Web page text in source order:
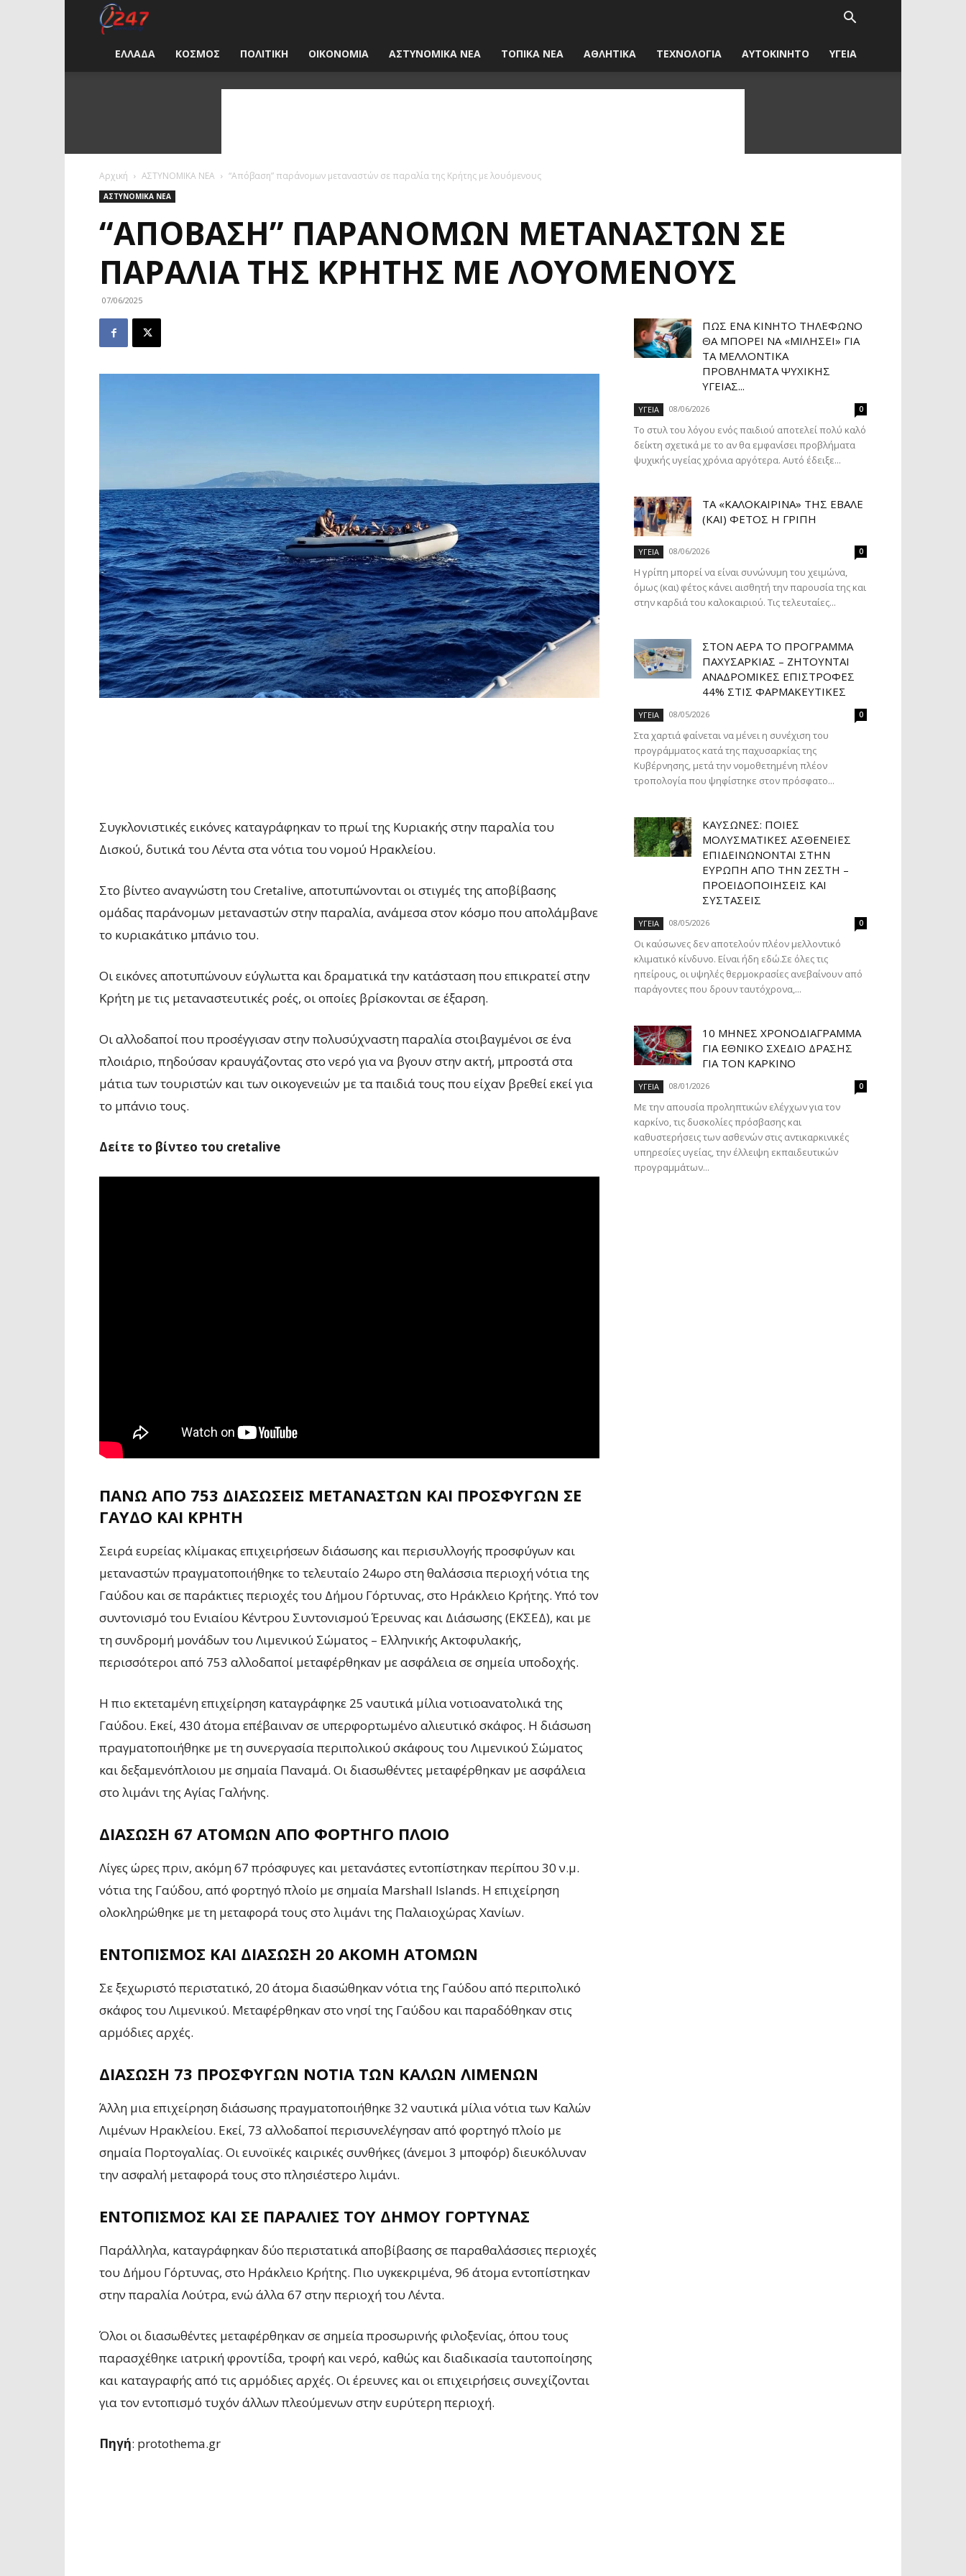
i247
News
ΕΛΛΑΔΑ ΚΟΣΜΟΣ ΠΟΛΙΤΙΚΗ ΟΙΚΟΝΟΜΙΑ ΑΣΤΥΝΟΜΙΚΑ ΝΕΑ ΤΟΠΙΚΑ ΝΕΑ ΑΘΛΗΤΙΚΑ ΤΕΧΝΟΛΟΓΙΑ ΑΥΤΟΚΙΝΗΤΟ ΥΓΕΙΑ
Αρχική ΑΣΤΥΝΟΜΙΚΑ ΝΕΑ “Απόβαση” παράνομων μεταναστών σε παραλία της Κρήτης με λουόμενους
ΑΣΤΥΝΟΜΙΚΑ ΝΕΑ
“ΑΠΌΒΑΣΗ” ΠΑΡΆΝΟΜΩΝ ΜΕΤΑΝΑΣΤΏΝ ΣΕ
ΠΑΡΑΛΊΑ ΤΗΣ ΚΡΉΤΗΣ ΜΕ ΛΟΥΌΜΕΝΟΥΣ
07/06/2025
Συγκλονιστικές εικόνες καταγράφηκαν το πρωί της Κυριακής στην παραλία του
Δισκού, δυτικά του Λέντα στα νότια του νομού Ηρακλείου.
Στο βίντεο αναγνώστη του Cretalive, αποτυπώνονται οι στιγμές της αποβίβασης
ομάδας παράνομων μεταναστών στην παραλία, ανάμεσα στον κόσμο που απολάμβανε
το κυριακάτικο μπάνιο του.
Οι εικόνες αποτυπώνουν εύγλωττα και δραματικά την κατάσταση που επικρατεί στην
Κρήτη με τις μεταναστευτικές ροές, οι οποίες βρίσκονται σε έξαρση.
Οι αλλοδαποί που προσέγγισαν στην πολυσύχναστη παραλία στοιβαγμένοι σε ένα
πλοιάριο, πηδούσαν κραυγάζοντας στο νερό για να βγουν στην ακτή, μπροστά στα
μάτια των τουριστών και των οικογενειών με τα παιδιά τους που είχαν βρεθεί εκεί για
το μπάνιο τους.
Δείτε το βίντεο του cretalive
ΠΆΝΩ ΑΠΌ 753 ΔΙΑΣΏΣΕΙΣ ΜΕΤΑΝΑΣΤΏΝ ΚΑΙ ΠΡΟΣΦΎΓΩΝ ΣΕ
ΓΑΎΔΟ ΚΑΙ ΚΡΉΤΗ
Σειρά ευρείας κλίμακας επιχειρήσεων διάσωσης και περισυλλογής προσφύγων και
μεταναστών πραγματοποιήθηκε το τελευταίο 24ωρο στη θαλάσσια περιοχή νότια της
Γαύδου και σε παράκτιες περιοχές του Δήμου Γόρτυνας, στο Ηράκλειο Κρήτης. Υπό τον
συντονισμό του Ενιαίου Κέντρου Συντονισμού Έρευνας και Διάσωσης (ΕΚΣΕΔ), και με
τη συνδρομή μονάδων του Λιμενικού Σώματος – Ελληνικής Ακτοφυλακής,
περισσότεροι από 753 αλλοδαποί μεταφέρθηκαν με ασφάλεια σε σημεία υποδοχής.
Η πιο εκτεταμένη επιχείρηση καταγράφηκε 25 ναυτικά μίλια νοτιοανατολικά της
Γαύδου. Εκεί, 430 άτομα επέβαιναν σε υπερφορτωμένο αλιευτικό σκάφος. Η διάσωση
πραγματοποιήθηκε με τη συνεργασία περιπολικού σκάφους του Λιμενικού Σώματος
και δεξαμενόπλοιου με σημαία Παναμά. Οι διασωθέντες μεταφέρθηκαν με ασφάλεια
στο λιμάνι της Αγίας Γαλήνης.
ΔΙΆΣΩΣΗ 67 ΑΤΌΜΩΝ ΑΠΌ ΦΟΡΤΗΓΌ ΠΛΟΊΟ
Λίγες ώρες πριν, ακόμη 67 πρόσφυγες και μετανάστες εντοπίστηκαν περίπου 30 ν.μ.
νότια της Γαύδου, από φορτηγό πλοίο με σημαία Marshall Islands. Η επιχείρηση
ολοκληρώθηκε με τη μεταφορά τους στο λιμάνι της Παλαιοχώρας Χανίων.
ΕΝΤΟΠΙΣΜΌΣ ΚΑΙ ΔΙΆΣΩΣΗ 20 ΑΚΌΜΗ ΑΤΌΜΩΝ
Σε ξεχωριστό περιστατικό, 20 άτομα διασώθηκαν νότια της Γαύδου από περιπολικό
σκάφος του Λιμενικού. Μεταφέρθηκαν στο νησί της Γαύδου και παραδόθηκαν στις
αρμόδιες αρχές.
ΔΙΆΣΩΣΗ 73 ΠΡΟΣΦΎΓΩΝ ΝΌΤΙΑ ΤΩΝ ΚΑΛΏΝ ΛΙΜΈΝΩΝ
Άλλη μια επιχείρηση διάσωσης πραγματοποιήθηκε 32 ναυτικά μίλια νότια των Καλών
Λιμένων Ηρακλείου. Εκεί, 73 αλλοδαποί περισυνελέγησαν από φορτηγό πλοίο με
σημαία Πορτογαλίας. Οι ευνοϊκές καιρικές συνθήκες (άνεμοι 3 μποφόρ) διευκόλυναν
την ασφαλή μεταφορά τους στο πλησιέστερο λιμάνι.
ΕΝΤΟΠΙΣΜΌΣ ΚΑΙ ΣΕ ΠΑΡΑΛΊΕΣ ΤΟΥ ΔΉΜΟΥ ΓΌΡΤΥΝΑΣ
Παράλληλα, καταγράφηκαν δύο περιστατικά αποβίβασης σε παραθαλάσσιες περιοχές
του Δήμου Γόρτυνας, στο Ηράκλειο Κρήτης. Πιο υγκεκριμένα, 96 άτομα εντοπίστηκαν
στην παραλία Λούτρα, ενώ άλλα 67 στην περιοχή του Λέντα.
Όλοι οι διασωθέντες μεταφέρθηκαν σε σημεία προσωρινής φιλοξενίας, όπου τους
παρασχέθηκε ιατρική φροντίδα, τροφή και νερό, καθώς και διαδικασία ταυτοποίησης
και καταγραφής από τις αρμόδιες αρχές. Οι έρευνες και οι επιχειρήσεις συνεχίζονται
για τον εντοπισμό τυχόν άλλων πλεούμενων στην ευρύτερη περιοχή.
Πηγή: protothema.gr
ΠΏΣ ΈΝΑ ΚΙΝΗΤΌ ΤΗΛΈΦΩΝΟ
ΘΑ ΜΠΟΡΕΊ ΝΑ «ΜΙΛΉΣΕΙ» ΓΙΑ
ΤΑ ΜΕΛΛΟΝΤΙΚΆ
ΠΡΟΒΛΉΜΑΤΑ ΨΥΧΙΚΉΣ
ΥΓΕΊΑΣ...
ΥΓΕΙΑ 08/06/2026 0
Το στυλ του λόγου ενός παιδιού αποτελεί πολύ καλό
δείκτη σχετικά με το αν θα εμφανίσει προβλήματα
ψυχικής υγείας χρόνια αργότερα. Αυτό έδειξε...
ΤΑ «ΚΑΛΟΚΑΙΡΙΝΆ» ΤΗΣ ΈΒΑΛΕ
(ΚΑΙ) ΦΈΤΟΣ Η ΓΡΊΠΗ
ΥΓΕΙΑ 08/06/2026 0
Η γρίπη μπορεί να είναι συνώνυμη του χειμώνα,
όμως (και) φέτος κάνει αισθητή την παρουσία της και
στην καρδιά του καλοκαιριού. Τις τελευταίες...
ΣΤΟΝ ΑΈΡΑ ΤΟ ΠΡΌΓΡΑΜΜΑ
ΠΑΧΥΣΑΡΚΊΑΣ – ΖΗΤΟΎΝΤΑΙ
ΑΝΑΔΡΟΜΙΚΈΣ ΕΠΙΣΤΡΟΦΈΣ
44% ΣΤΙΣ ΦΑΡΜΑΚΕΥΤΙΚΈΣ
ΥΓΕΙΑ 08/05/2026 0
Στα χαρτιά φαίνεται να μένει η συνέχιση του
προγράμματος κατά της παχυσαρκίας της
Κυβέρνησης, μετά την νομοθετημένη πλέον
τροπολογία που ψηφίστηκε στον πρόσφατο...
ΚΑΎΣΩΝΕΣ: ΠΟΙΕΣ
ΜΟΛΥΣΜΑΤΙΚΈΣ ΑΣΘΈΝΕΙΕΣ
ΕΠΙΔΕΙΝΏΝΟΝΤΑΙ ΣΤΗΝ
ΕΥΡΏΠΗ ΑΠΌ ΤΗΝ ΖΈΣΤΗ –
ΠΡΟΕΙΔΟΠΟΙΉΣΕΙΣ ΚΑΙ
ΣΥΣΤΆΣΕΙΣ
ΥΓΕΙΑ 08/05/2026 0
Οι καύσωνες δεν αποτελούν πλέον μελλοντικό
κλιματικό κίνδυνο. Είναι ήδη εδώ.Σε όλες τις
ηπείρους, οι υψηλές θερμοκρασίες ανεβαίνουν από
παράγοντες που δρουν ταυτόχρονα,...
10 ΜΉΝΕΣ ΧΡΟΝΟΔΙΆΓΡΑΜΜΑ
ΓΙΑ ΕΘΝΙΚΌ ΣΧΈΔΙΟ ΔΡΆΣΗΣ
ΓΙΑ ΤΟΝ ΚΑΡΚΊΝΟ
ΥΓΕΙΑ 08/01/2026 0
Με την απουσία προληπτικών ελέγχων για τον
καρκίνο, τις δυσκολίες πρόσβασης και
καθυστερήσεις των ασθενών στις αντικαρκινικές
υπηρεσίες υγείας, την έλλειψη εκπαιδευτικών
προγραμμάτων...